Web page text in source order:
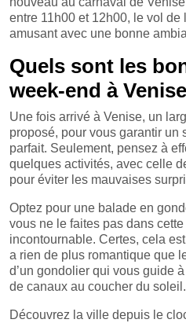
entre 11h00 et 12h00, le vol
amusant avec une bonne
Quels sont les
week-end à
Une fois arrivé à Venise, un
proposé, pour vous garantir un
parfait. Seulement, pensez à
quelques activités, avec celle
pour éviter les mauvaises
Optez pour une balade en
vous ne le faites pas dans cette
incontournable. Certes, cela
a rien de plus romantique que
d’un gondolier qui vous guide
de canaux au coucher du soleil.
Découvrez la ville depuis le